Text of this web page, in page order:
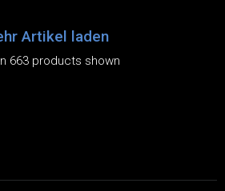
Artikel laden
663 products shown